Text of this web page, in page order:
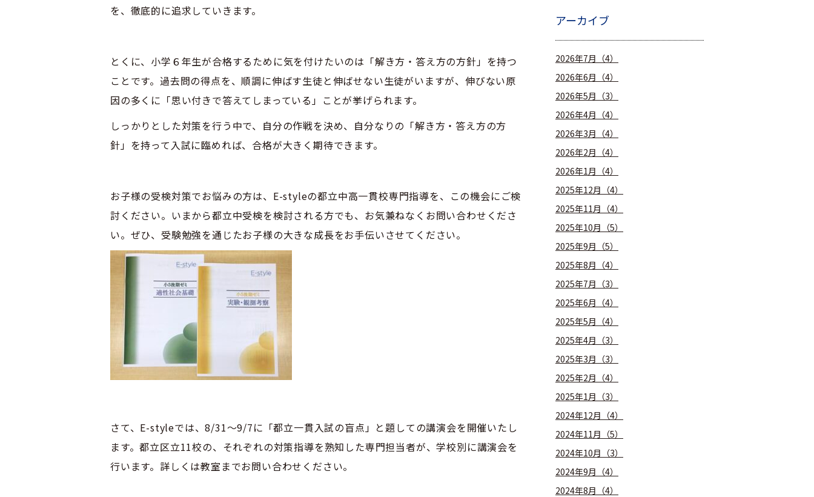
を、徹底的に追求していきます。
とくに、小学６年生が合格するために気を付けたいのは「解き方・答え方の方針」を持つ
ことです。過去問の得点を、順調に伸ばす生徒と伸ばせない生徒がいますが、伸びない原
因の多くに「思い付きで答えてしまっている」ことが挙げられます。
しっかりとした対策を行う中で、自分の作戦を決め、自分なりの「解き方・答え方の方
針」を持って入試に臨めれば、合格が大きく期待できます。
お子様の受検対策でお悩みの方は、E-styleの都立中高一貫校専門指導を、この機会にご検
討ください。いまから都立中受検を検討される方でも、お気兼ねなくお問い合わせくださ
い。ぜひ、受験勉強を通じたお子様の大きな成長をお手伝いさせてください。
さて、E-styleでは、8/31～9/7に「都立一貫入試の盲点」と題しての講演会を開催いたし
ます。都立区立11校の、それぞれの対策指導を熟知した専門担当者が、学校別に講演会を
行います。詳しくは教室までお問い合わせください。
アーカイブ
2026年7月（4）
2026年6月（4）
2026年5月（3）
2026年4月（4）
2026年3月（4）
2026年2月（4）
2026年1月（4）
2025年12月（4）
2025年11月（4）
2025年10月（5）
2025年9月（5）
2025年8月（4）
2025年7月（3）
2025年6月（4）
2025年5月（4）
2025年4月（3）
2025年3月（3）
2025年2月（4）
2025年1月（3）
2024年12月（4）
2024年11月（5）
2024年10月（3）
2024年9月（4）
2024年8月（4）